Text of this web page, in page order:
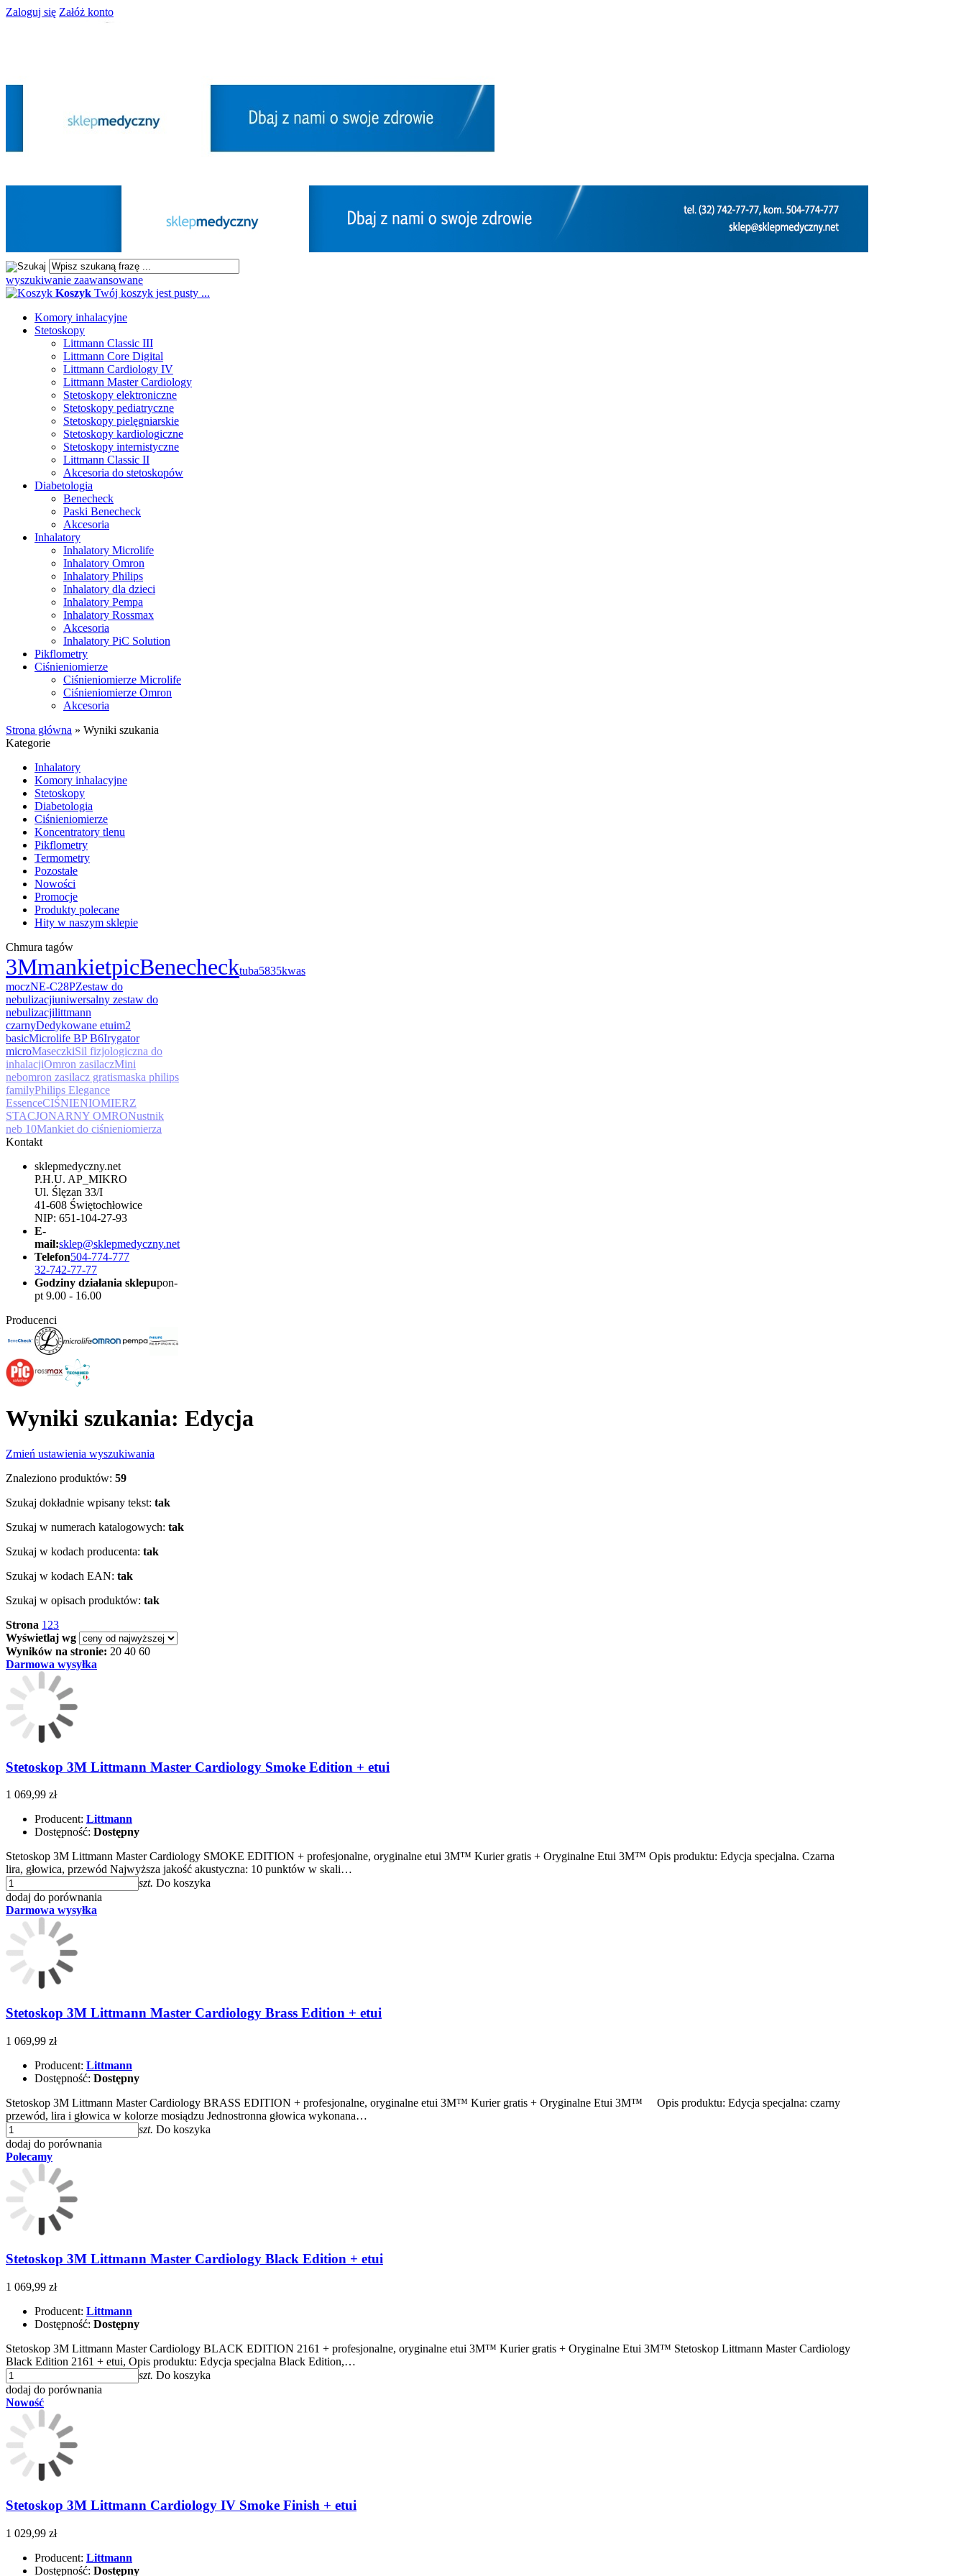
Zaloguj się Załóż konto
wyszukiwanie zaawansowane
Koszyk Twój koszyk jest pusty ...
Komory inhalacyjne
Stetoskopy
Littmann Classic III
Littmann Core Digital
Littmann Cardiology IV
Littmann Master Cardiology
Stetoskopy elektroniczne
Stetoskopy pediatryczne
Stetoskopy pielęgniarskie
Stetoskopy kardiologiczne
Stetoskopy internistyczne
Littmann Classic II
Akcesoria do stetoskopów
Diabetologia
Benecheck
Paski Benecheck
Akcesoria
Inhalatory
Inhalatory Microlife
Inhalatory Omron
Inhalatory Philips
Inhalatory dla dzieci
Inhalatory Pempa
Inhalatory Rossmax
Akcesoria
Inhalatory PiC Solution
Pikflometry
Ciśnieniomierze
Ciśnieniomierze Microlife
Ciśnieniomierze Omron
Akcesoria
Strona główna » Wyniki szukania
Kategorie
Inhalatory
Komory inhalacyjne
Stetoskopy
Diabetologia
Ciśnieniomierze
Koncentratory tlenu
Pikflometry
Termometry
Pozostałe
Nowości
Promocje
Produkty polecane
Hity w naszym sklepie
Chmura tagów
3MmankietpicBenechecktuba5835kwas
moczNE-C28PZestaw do
nebulizacjiuniwersalny zestaw do
nebulizacjilittmann
czarnyDedykowane etuim2
basicMicrolife BP B6Irygator
microMaseczkiSil fizjologiczna do
inhalacjiOmron zasilaczMini
nebomron zasilacz gratismaska philips
familyPhilips Elegance
EssenceCIŚNIENIOMIERZ
STACJONARNY OMRONustnik
neb 10Mankiet do ciśnieniomierza
Kontakt
sklepmedyczny.net
P.H.U. AP_MIKRO
Ul. Ślęzan 33/I
41-608 Świętochłowice
NIP: 651-104-27-93
E-
mail:sklep@sklepmedyczny.net
Telefon504-774-777
32-742-77-77
Godziny działania sklepupon-
pt 9.00 - 16.00
Producenci
Wyniki szukania: Edycja
Zmień ustawienia wyszukiwania
Znaleziono produktów: 59
Szukaj dokładnie wpisany tekst: tak
Szukaj w numerach katalogowych: tak
Szukaj w kodach producenta: tak
Szukaj w kodach EAN: tak
Szukaj w opisach produktów: tak
Strona 1 23
Wyświetlaj wg
Wyników na stronie: 20 40 60
Darmowa wysyłka
Stetoskop 3M Littmann Master Cardiology Smoke Edition + etui
1 069,99 zł
Producent: Littmann
Dostępność: Dostępny
Stetoskop 3M Littmann Master Cardiology SMOKE EDITION + profesjonalne, oryginalne etui 3M™ Kurier gratis + Oryginalne Etui 3M™ Opis produktu: Edycja specjalna. Czarna
lira, głowica, przewód Najwyższa jakość akustyczna: 10 punktów w skali…
szt. Do koszyka
dodaj do porównania
Darmowa wysyłka
Stetoskop 3M Littmann Master Cardiology Brass Edition + etui
1 069,99 zł
Producent: Littmann
Dostępność: Dostępny
Stetoskop 3M Littmann Master Cardiology BRASS EDITION + profesjonalne, oryginalne etui 3M™ Kurier gratis + Oryginalne Etui 3M™ Opis produktu: Edycja specjalna: czarny
przewód, lira i głowica w kolorze mosiądzu Jednostronna głowica wykonana…
szt. Do koszyka
dodaj do porównania
Polecamy
Stetoskop 3M Littmann Master Cardiology Black Edition + etui
1 069,99 zł
Producent: Littmann
Dostępność: Dostępny
Stetoskop 3M Littmann Master Cardiology BLACK EDITION 2161 + profesjonalne, oryginalne etui 3M™ Kurier gratis + Oryginalne Etui 3M™ Stetoskop Littmann Master Cardiology
Black Edition 2161 + etui, Opis produktu: Edycja specjalna Black Edition,…
szt. Do koszyka
dodaj do porównania
Nowość
Stetoskop 3M Littmann Cardiology IV Smoke Finish + etui
1 029,99 zł
Producent: Littmann
Dostępność: Dostępny